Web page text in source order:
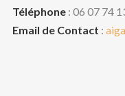
Téléphone: 06 07 74
Email de Contact :